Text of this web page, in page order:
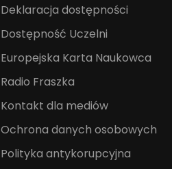
Deklaracja dostępności
Dostępność Uczelni
Europejska Karta Naukowca
Radio Fraszka
Kontakt dla mediów
Ochrona danych osobowych
Polityka antykorupcyjna